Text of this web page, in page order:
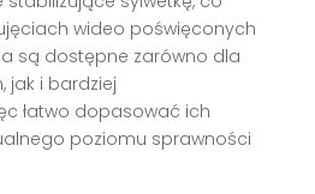
wideo poświęconych
są dostępne zarówno dla
jak i bardziej
łatwo dopasować ich
poziomu sprawności